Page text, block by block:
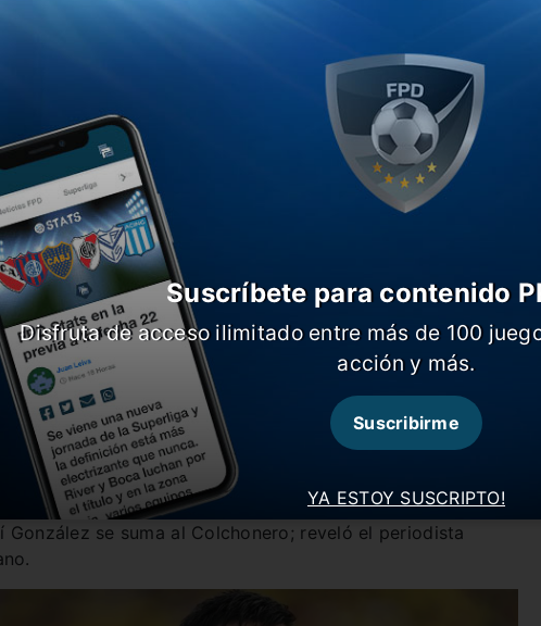
Vecchia Signora pretendía una venta cercana a los 30
por el zurdo de 27 años, a quien compró a la
38 millones en agosto de 2024.
Sin embargo, el plan
,director deportivo del conjunto español
cesión para cumplir con las reglas de Fair Play
de los clubes confirmó las condiciones por las que
pero
TyC Sports pudo saber que será un
obligación de compra si se cumplen ciertos objetivos
disputados y cantidad de partidos.
la institución de Piamonte, que venció por 2-0 a Parma en
de la liga doméstica,
acordó condiciones con el
Edon Zhegrova, quien dejará Lille y se mudará de
González se suma al Colchonero; reveló el periodista
YA ESTOY SUSCRIPTO!
Suscríbete para contenido
Disfruta de acceso ilimitado entre más de 100
acción y más.
Suscribirme